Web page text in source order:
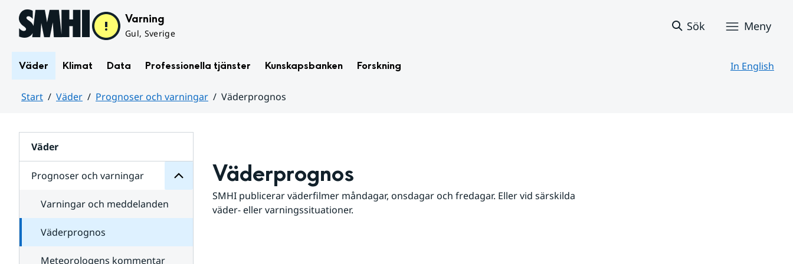
Hoppa till sidans innehåll Varning
Gul, Sverige
Sök Meny
Väder Klimat Data Professionella tjänster Kunskapsbanken Forskning In English
Start Väder Prognoser och varningar
Väderprognos
Väder
Prognoser och varningar
för
varningar
Varningar och meddelanden
Väderprognos
Meteorologens kommentar
Väderprognos
SMHI publicerar väderfilmer måndagar, onsdagar och fredagar. Eller vid särskilda
väder- eller varningssituationer.